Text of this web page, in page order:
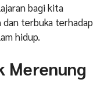
bagi kita
terbuka terhadap
hidup.
Merenung